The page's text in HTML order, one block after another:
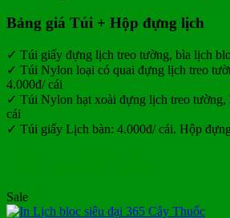
Bảng giá Túi + Hộp đựng lịch
✓ Túi giấy đựng lịch treo tường, bìa lịch
✓ Túi Nylon loại có quai đựng lịch treo
4.000đ/ cái
✓ Túi Nylon hạt xoài đựng lịch treo tường,
cái
✓ Túi giấy Lịch bàn: 4.000đ/ cái. Hộp
Sale